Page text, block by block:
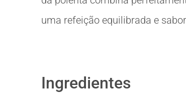
uma refeição equilibrada e
Ingredientes